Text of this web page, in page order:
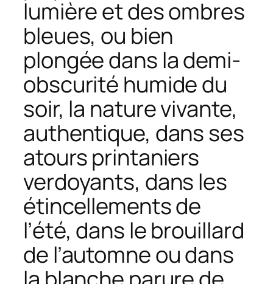
lumière et des ombres
bleues, ou bien
plongée dans la demi-
obscurité humide du
soir, la nature vivante,
authentique, dans ses
atours printaniers
verdoyants, dans les
étincellements de
l’été, dans le brouillard
de l’automne ou dans